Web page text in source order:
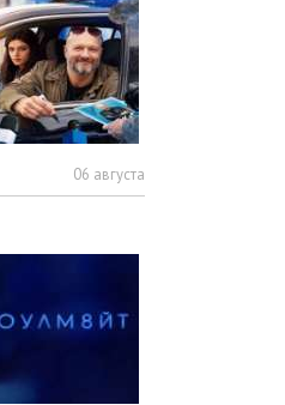
06 августа